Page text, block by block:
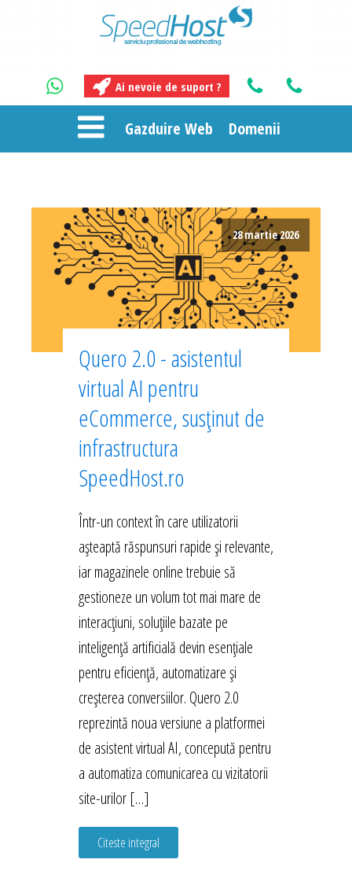
Ai nevoie de suport ?
Gazduire Web Domenii
28 martie 2026
Quero 2.0 - asistentul
virtual AI pentru
eCommerce, susținut de
infrastructura
SpeedHost.ro
Într-un context în care utilizatorii
așteaptă răspunsuri rapide și relevante,
iar magazinele online trebuie să
gestioneze un volum tot mai mare de
interacțiuni, soluțiile bazate pe
inteligență artificială devin esențiale
pentru eficiență, automatizare și
creșterea conversiilor. Quero 2.0
reprezintă noua versiune a platformei
de asistent virtual AI, concepută pentru
a automatiza comunicarea cu vizitatorii
site-urilor […]
Citeste integral